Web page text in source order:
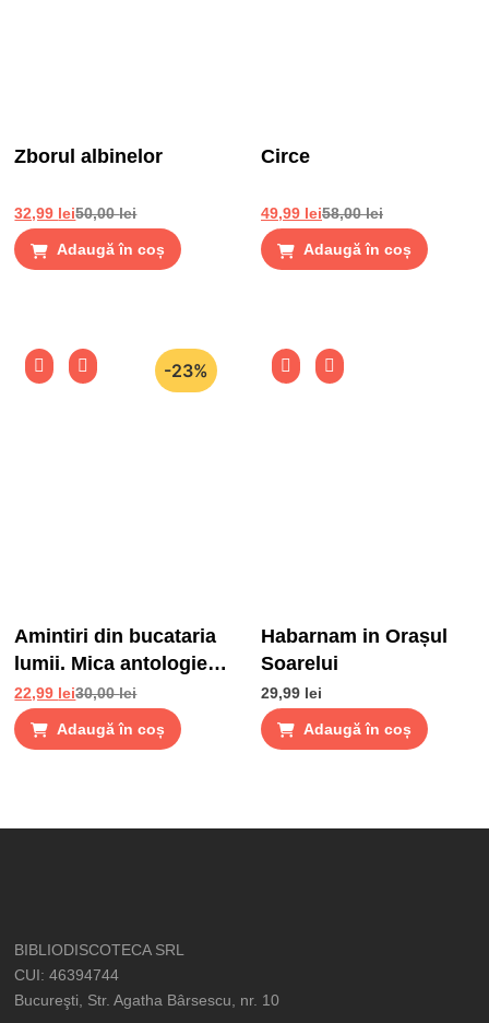
Zborul albinelor
50,00lei
32,99 lei
Adaugă în coș
Circe
58,00lei
49,99 lei
Adaugă în coș
-23%
Amintiri din bucataria
lumii. Mica antologie
de gusturi, stari si
gustari
30,00lei
22,99 lei
Adaugă în coș
Habarnam in Orașul
Soarelui
29,99 lei
Adaugă în coș
BIBLIODISCOTECA SRL
CUI: 46394744
Bucureşti, Str. Agatha Bârsescu, nr. 10